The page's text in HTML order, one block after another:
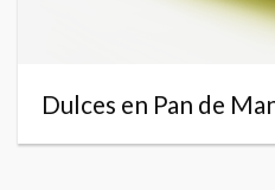
Dulces en Pan de